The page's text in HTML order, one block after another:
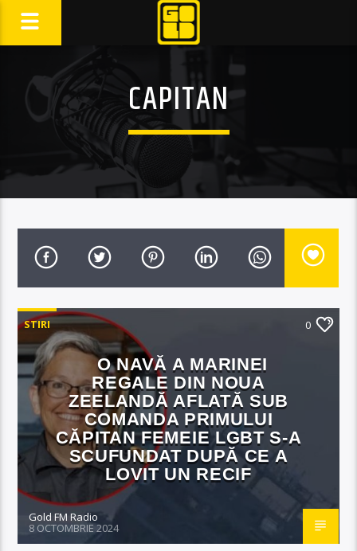
CAPITAN
STIRI 0
O NAVĂ A MARINEI
REGALE DIN NOUA
ZEELANDĂ AFLATĂ SUB
COMANDA PRIMULUI
CĂPITAN FEMEIE LGBT S-A
SCUFUNDAT DUPĂ CE A
LOVIT UN RECIF
Gold FM Radio
8 OCTOMBRIE 2024